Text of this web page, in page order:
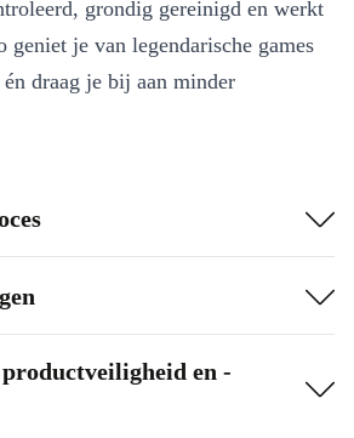
grondig gereinigd en werkt
geniet je van legendarische games
draag je bij aan minder
ontvangt de console inclusief spel – start
focussen.
zijn.
en -